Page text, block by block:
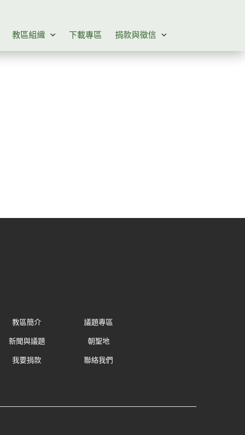
教區組織 下載專區 捐款與徵信
教區簡介 議題專區
新聞與議題 朝聖地
我要捐款 聯絡我們